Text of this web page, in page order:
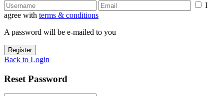
I
agree with terms & conditions
A password will be e-mailed to you
Register
Back to Login
Reset Password